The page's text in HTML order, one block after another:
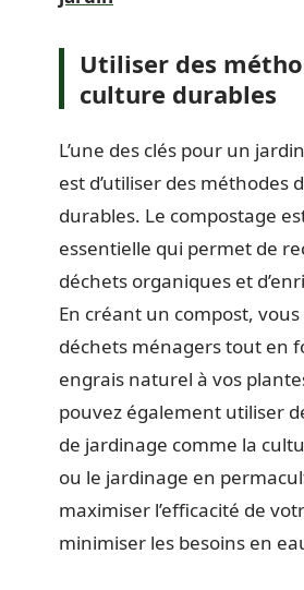
Utiliser des
culture durables
L’une des clés pour un
est d’utiliser des méthodes
durables. Le compostage
essentielle qui permet de
déchets organiques et
En créant un compost,
déchets ménagers tout en
engrais naturel à vos
pouvez également utiliser
de jardinage comme la
ou le jardinage en
maximiser l’efficacité de
minimiser les besoins en